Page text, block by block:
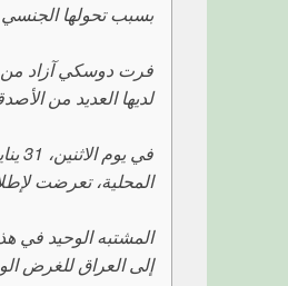
بسبب تحولها الجنسي
فرت دوسكي آزاد من
لديها العديد من
المحلية، تعرضت
المشتبه الوحيد في
إلى العراق للغرض